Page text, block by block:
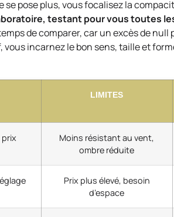
pose plus, vous focalisez la
testant pour vous toutes
de comparer, car un excès de null
vous incarnez le bon sens, taille et
LIMITES
prix
Moins résistant au vent,
ombre réduite
Prix plus élevé, besoin
d’espace